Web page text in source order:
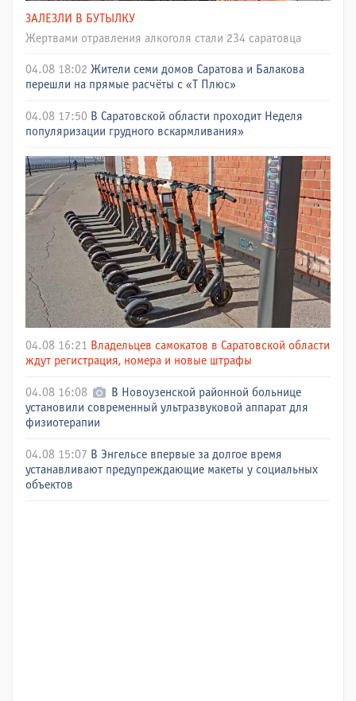
ЗАЛЕЗЛИ В БУТЫЛКУ
Жертвами отравления алкоголя стали 234 саратовца
04.08 18:02 Жители семи домов Саратова и Балакова
перешли на прямые расчёты с «Т Плюс»
04.08 17:50 В Саратовской области проходит Неделя
популяризации грудного вскармливания»
04.08 16:21 Владельцев самокатов в Саратовской области
ждут регистрация, номера и новые штрафы
04.08 16:08
В Новоузенской районной больнице
установили современный ультразвуковой аппарат для
физиотерапии
04.08 15:07 В Энгельсе впервые за долгое время
устанавливают предупреждающие макеты у социальных
объектов